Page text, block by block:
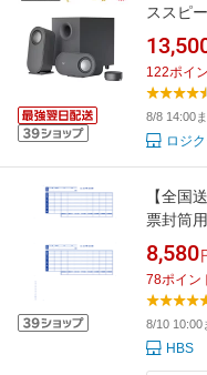
ススピ
ァー ワ
横置き
年間無
122ポイ
8/8 14:00
ロジ
【全国
票封筒
8,580
78ポイン
8/10 10:00
HBS